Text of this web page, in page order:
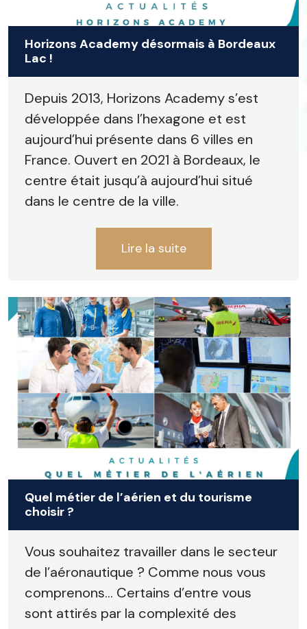
Horizons Academy désormais à Bordeaux
Lac !
Depuis 2013, Horizons Academy s’est
développée dans l’hexagone et est
aujourd’hui présente dans 6 villes en
France. Ouvert en 2021 à Bordeaux, le
centre était jusqu’à aujourd’hui situé
dans le centre de la ville.
Lire la suite
Quel métier de l’aérien et du tourisme
choisir ?
Vous souhaitez travailler dans le secteur
de l’aéronautique ? Comme nous vous
comprenons… Certains d’entre vous
sont attirés par la complexité des